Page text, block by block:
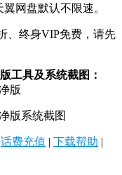
网盘默认不限速。
、终身VIP免费，请先
工具及系统截图：
话费充值 | 下载帮助 |